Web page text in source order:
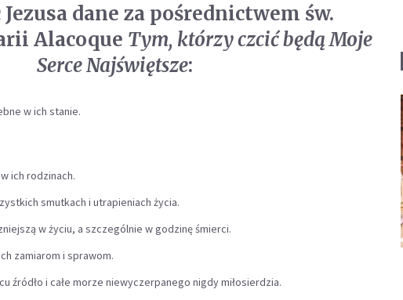
dane za pośrednictwem św.
Alacoque Tym, którzy czcić będą Moje
Serce Najświętsze:
w ich stanie.
ich rodzinach.
smutkach i utrapieniach życia.
w życiu, a szczególnie w godzinę śmierci.
zamiarom i sprawom.
źródło i całe morze niewyczerpanego nigdy miłosierdzia.